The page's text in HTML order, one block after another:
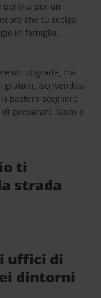
berlina per un
che tu scelga
in famiglia,
un upgrade, ma
gratuiti, iscrivendosi
basterà scegliere
preparare l’auto a
ti
strada
uffici di
dintorni